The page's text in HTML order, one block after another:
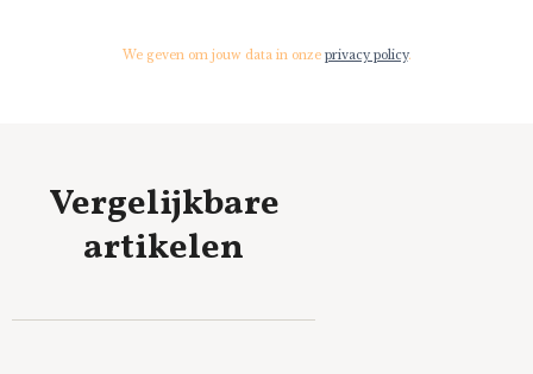
We geven om jouw data in onze privacy policy.
Vergelijkbare
artikelen